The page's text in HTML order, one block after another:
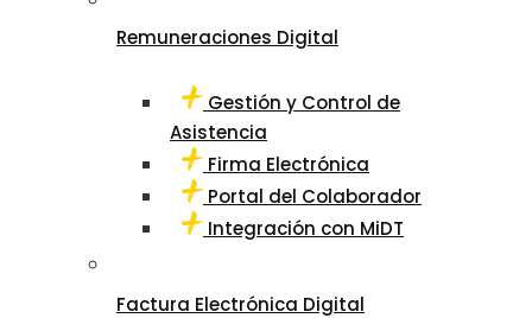
Remuneraciones Digital
Gestión y Control de
Asistencia
Firma Electrónica
Portal del Colaborador
Integración con MiDT
Factura Electrónica Digital